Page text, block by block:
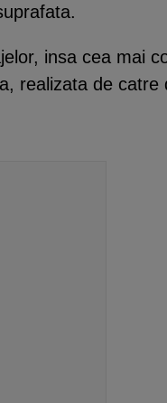
insa cea mai
realizata de